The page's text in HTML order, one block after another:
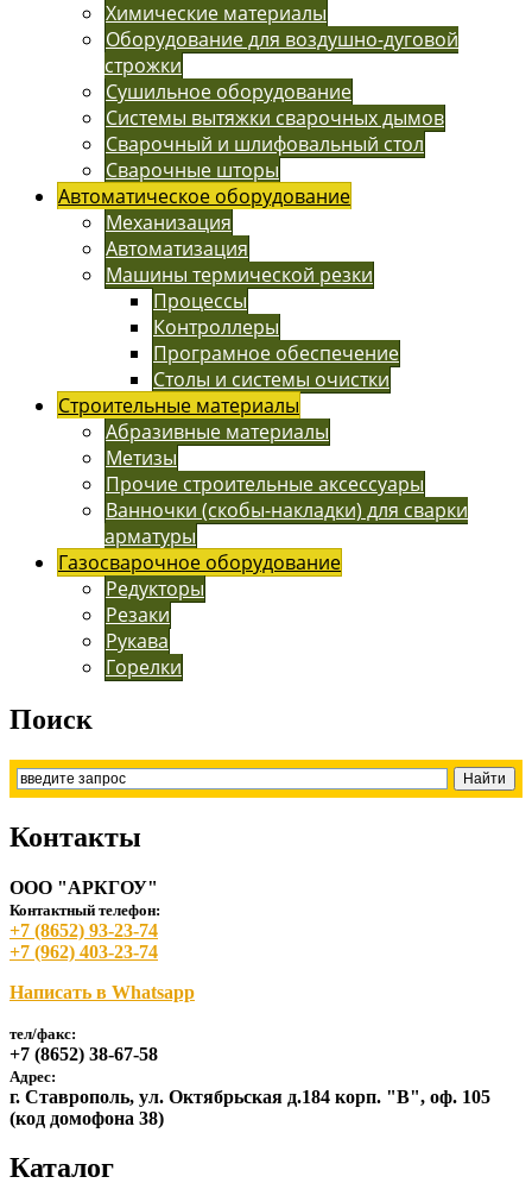
Химические материалы
Оборудование для воздушно-дуговой
строжки
Сушильное оборудование
Системы вытяжки сварочных дымов
Сварочный и шлифовальный стол
Сварочные шторы
Автоматическое оборудование
Механизация
Автоматизация
Машины термической резки
Процессы
Контроллеры
Програмное обеспечение
Столы и системы очистки
Строительные материалы
Абразивные материалы
Метизы
Прочие строительные аксессуары
Ванночки (скобы-накладки) для сварки
арматуры
Газосварочное оборудование
Редукторы
Резаки
Рукава
Горелки
Поиск
Контакты
ООО "АРКГОУ"
Контактный телефон:
+7 (8652) 93-23-74
+7 (962) 403-23-74
Написать в Whatsapp
тел/факс:
+7 (8652) 38-67-58
Адрес:
г. Ставрополь, ул. Октябрьская д.184 корп. "В", оф. 105
(код домофона 38)
Каталог